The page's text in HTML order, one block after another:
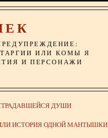
ИЛИ КОМЫ Я
И ПЕРСОНАЖИ
ДУШИ
ИСТОРИЯ ОДНОЙ МАНТЫШКИ